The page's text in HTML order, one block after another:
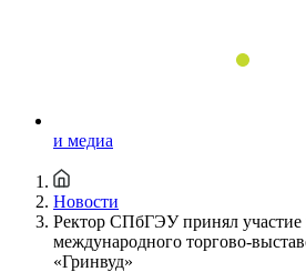
и медиа
Новости
Ректор СПбГЭУ принял участие
международного торгово-
«Гринвуд»